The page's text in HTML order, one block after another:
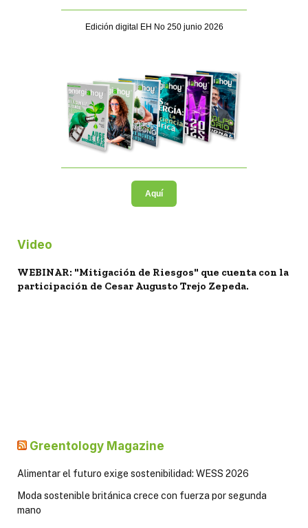
Edición digital EH No 250 junio 2026
Aquí
Video
WEBINAR: "Mitigación de Riesgos" que cuenta con la
participación de Cesar Augusto Trejo Zepeda.
Greentology Magazine
Alimentar el futuro exige sostenibilidad: WESS 2026
Moda sostenible británica crece con fuerza por segunda
mano